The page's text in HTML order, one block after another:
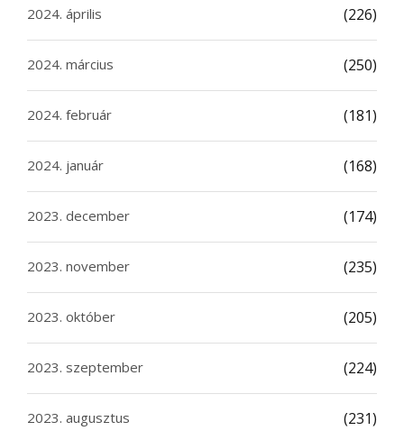
2024. április (226)
2024. március (250)
2024. február (181)
2024. január (168)
2023. december (174)
2023. november (235)
2023. október (205)
2023. szeptember (224)
2023. augusztus (231)